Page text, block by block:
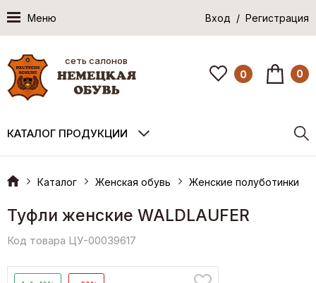
Меню Вход / Регистрация
сеть салонов
0 0
КАТАЛОГ ПРОДУКЦИИ
Каталог Женская обувь Женские полуботинки
Туфли женские WALDLAUFER
Код товара ЦУ-00039617